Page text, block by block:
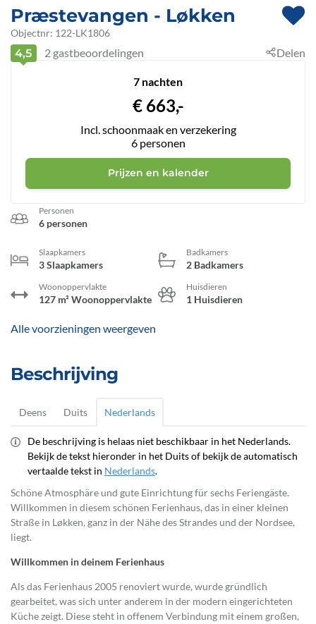
Præstevangen - Løkken
Objectnr: 122-LK1806
Personen
6 personen
Slaapkamers
3 Slaapkamers
Badkamers
2 Badkamers
Woonoppervlakte
127 m² Woonoppervlakte
Huisdieren
1 Huisdieren
Alle voorzieningen weergeven
Beschrijving
Deens Duits Nederlands
De beschrijving is helaas niet beschikbaar in het Nederlands.
Bekijk de tekst hieronder in het Duits of bekijk de automatisch
vertaalde tekst in Nederlands.
Schöne Atmosphäre und gute Einrichtung für sechs Feriengäste.
Willkommen in diesem schönen Ferienhaus, das in einer kleinen
Straße in Løkken, ganz in der Nähe des Strandes und der Nordsee,
liegt.
Willkommen in deinem Ferienhaus
Als das Ferienhaus 2005 renoviert wurde, wurde gründlich
gearbeitet, was sich unter anderem in der modern eingerichteten
Küche zeigt. Diese steht in offenem Verbindung mit einem großen,
4,5 2gastbeoordelingen Delen
7 nachten
€ 663,-
Incl. schoonmaak en verzekering
6 personen
Prijzen en kalender